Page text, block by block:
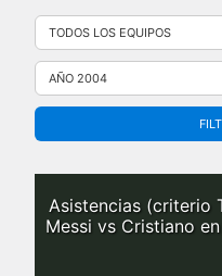
Saltar
contenido
Asistencias (criterio
Messi vs Cristiano